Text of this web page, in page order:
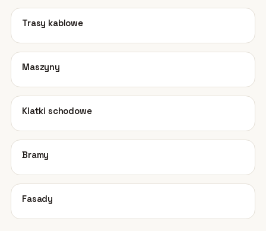
05
Trasy kablowe
06
Maszyny
07
Klatki schodowe
08
Bramy
09
Fasady